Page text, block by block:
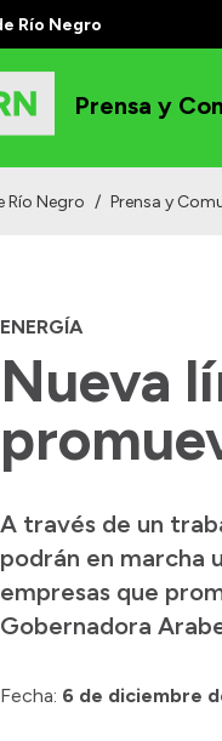
Río Negro
Prensa y
Río Negro / Prensa y
ENERGÍA
Nueva
A través de un
podrán en marcha
empresas que
Gobernadora
Fecha: 6 de diciembre